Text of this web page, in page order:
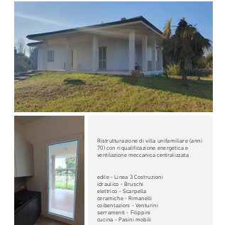
Ristrutturazione di villa unifamiliare (anni
70) con riqualificazione energetica e
ventilazione meccanica centralizzata
edile - Linea 3 Costruzioni
idraulico - Bruschi
elettrico - Scarpella
ceramiche - Rimanelli
coibentazioni - Venturini
serramenti - Filippini
cucina - Pasini mobili